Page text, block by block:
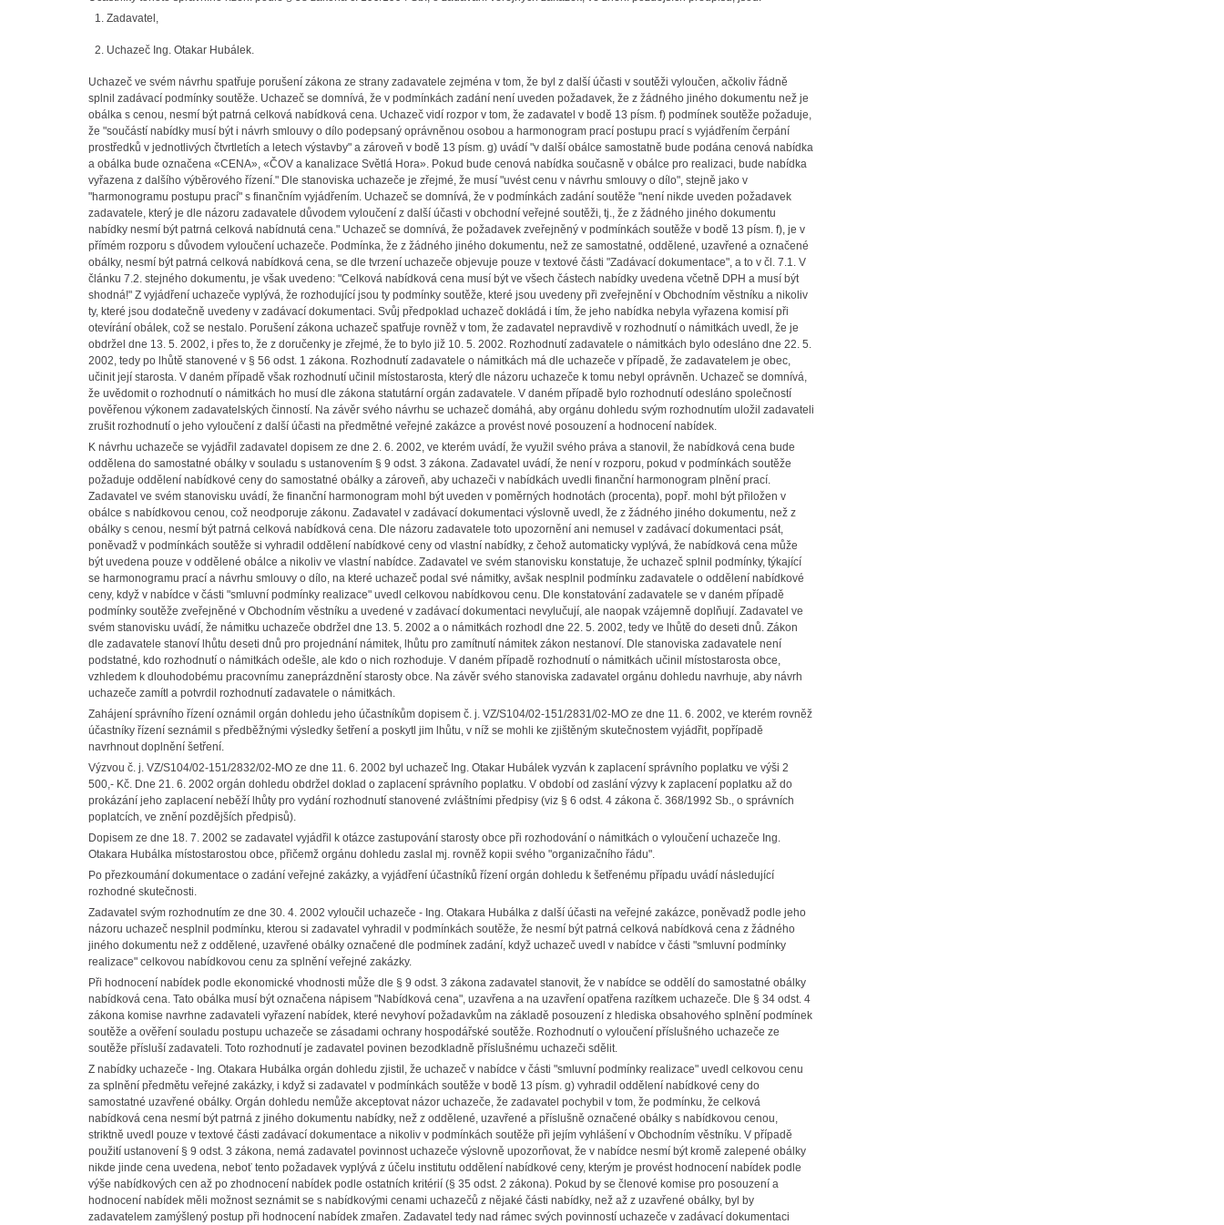
Zadavatel,
Uchazeč Ing. Otakar Hubálek.
Uchazeč ve svém návrhu spatřuje porušení zákona ze strany zadavatele zejména v tom, že byl z další účasti v soutěži vyloučen, ačkoliv řádně
splnil zadávací podmínky soutěže. Uchazeč se domnívá, že v podmínkách zadání není uveden požadavek, že z žádného jiného dokumentu než je
obálka s cenou, nesmí být patrná celková nabídková cena. Uchazeč vidí rozpor v tom, že zadavatel v bodě 13 písm. f) podmínek soutěže požaduje,
že "součástí nabídky musí být i návrh smlouvy o dílo podepsaný oprávněnou osobou a harmonogram prací postupu prací s vyjádřením čerpání
prostředků v jednotlivých čtvrtletích a letech výstavby" a zároveň v bodě 13 písm. g) uvádí "v další obálce samostatně bude podána cenová nabídka
a obálka bude označena «CENA», «ČOV a kanalizace Světlá Hora». Pokud bude cenová nabídka současně v obálce pro realizaci, bude nabídka
vyřazena z dalšího výběrového řízení." Dle stanoviska uchazeče je zřejmé, že musí "uvést cenu v návrhu smlouvy o dílo", stejně jako v
"harmonogramu postupu prací" s finančním vyjádřením. Uchazeč se domnívá, že v podmínkách zadání soutěže "není nikde uveden požadavek
zadavatele, který je dle názoru zadavatele důvodem vyloučení z další účasti v obchodní veřejné soutěži, tj., že z žádného jiného dokumentu
nabídky nesmí být patrná celková nabídnutá cena." Uchazeč se domnívá, že požadavek zveřejněný v podmínkách soutěže v bodě 13 písm. f), je v
přímém rozporu s důvodem vyloučení uchazeče. Podmínka, že z žádného jiného dokumentu, než ze samostatné, oddělené, uzavřené a označené
obálky, nesmí být patrná celková nabídková cena, se dle tvrzení uchazeče objevuje pouze v textové části "Zadávací dokumentace", a to v čl. 7.1. V
článku 7.2. stejného dokumentu, je však uvedeno: "Celková nabídková cena musí být ve všech částech nabídky uvedena včetně DPH a musí být
shodná!" Z vyjádření uchazeče vyplývá, že rozhodující jsou ty podmínky soutěže, které jsou uvedeny při zveřejnění v Obchodním věstníku a nikoliv
ty, které jsou dodatečně uvedeny v zadávací dokumentaci. Svůj předpoklad uchazeč dokládá i tím, že jeho nabídka nebyla vyřazena komisí při
otevírání obálek, což se nestalo. Porušení zákona uchazeč spatřuje rovněž v tom, že zadavatel nepravdivě v rozhodnutí o námitkách uvedl, že je
obdržel dne 13. 5. 2002, i přes to, že z doručenky je zřejmé, že to bylo již 10. 5. 2002. Rozhodnutí zadavatele o námitkách bylo odesláno dne 22. 5.
2002, tedy po lhůtě stanovené v § 56 odst. 1 zákona. Rozhodnutí zadavatele o námitkách má dle uchazeče v případě, že zadavatelem je obec,
učinit její starosta. V daném případě však rozhodnutí učinil místostarosta, který dle názoru uchazeče k tomu nebyl oprávněn. Uchazeč se domnívá,
že uvědomit o rozhodnutí o námitkách ho musí dle zákona statutární orgán zadavatele. V daném případě bylo rozhodnutí odesláno společností
pověřenou výkonem zadavatelských činností. Na závěr svého návrhu se uchazeč domáhá, aby orgánu dohledu svým rozhodnutím uložil zadavateli
zrušit rozhodnutí o jeho vyloučení z další účasti na předmětné veřejné zakázce a provést nové posouzení a hodnocení nabídek.
K návrhu uchazeče se vyjádřil zadavatel dopisem ze dne 2. 6. 2002, ve kterém uvádí, že využil svého práva a stanovil, že nabídková cena bude
oddělena do samostatné obálky v souladu s ustanovením § 9 odst. 3 zákona. Zadavatel uvádí, že není v rozporu, pokud v podmínkách soutěže
požaduje oddělení nabídkové ceny do samostatné obálky a zároveň, aby uchazeči v nabídkách uvedli finanční harmonogram plnění prací.
Zadavatel ve svém stanovisku uvádí, že finanční harmonogram mohl být uveden v poměrných hodnotách (procenta), popř. mohl být přiložen v
obálce s nabídkovou cenou, což neodporuje zákonu. Zadavatel v zadávací dokumentaci výslovně uvedl, že z žádného jiného dokumentu, než z
obálky s cenou, nesmí být patrná celková nabídková cena. Dle názoru zadavatele toto upozornění ani nemusel v zadávací dokumentaci psát,
poněvadž v podmínkách soutěže si vyhradil oddělení nabídkové ceny od vlastní nabídky, z čehož automaticky vyplývá, že nabídková cena může
být uvedena pouze v oddělené obálce a nikoliv ve vlastní nabídce. Zadavatel ve svém stanovisku konstatuje, že uchazeč splnil podmínky, týkající
se harmonogramu prací a návrhu smlouvy o dílo, na které uchazeč podal své námitky, avšak nesplnil podmínku zadavatele o oddělení nabídkové
ceny, když v nabídce v části "smluvní podmínky realizace" uvedl celkovou nabídkovou cenu. Dle konstatování zadavatele se v daném případě
podmínky soutěže zveřejněné v Obchodním věstníku a uvedené v zadávací dokumentaci nevylučují, ale naopak vzájemně doplňují. Zadavatel ve
svém stanovisku uvádí, že námitku uchazeče obdržel dne 13. 5. 2002 a o námitkách rozhodl dne 22. 5. 2002, tedy ve lhůtě do deseti dnů. Zákon
dle zadavatele stanoví lhůtu deseti dnů pro projednání námitek, lhůtu pro zamítnutí námitek zákon nestanoví. Dle stanoviska zadavatele není
podstatné, kdo rozhodnutí o námitkách odešle, ale kdo o nich rozhoduje. V daném případě rozhodnutí o námitkách učinil místostarosta obce,
vzhledem k dlouhodobému pracovnímu zaneprázdnění starosty obce. Na závěr svého stanoviska zadavatel orgánu dohledu navrhuje, aby návrh
uchazeče zamítl a potvrdil rozhodnutí zadavatele o námitkách.
Zahájení správního řízení oznámil orgán dohledu jeho účastníkům dopisem č. j. VZ/S104/02-151/2831/02-MO ze dne 11. 6. 2002, ve kterém rovněž
účastníky řízení seznámil s předběžnými výsledky šetření a poskytl jim lhůtu, v níž se mohli ke zjištěným skutečnostem vyjádřit, popřípadě
navrhnout doplnění šetření.
Výzvou č. j. VZ/S104/02-151/2832/02-MO ze dne 11. 6. 2002 byl uchazeč Ing. Otakar Hubálek vyzván k zaplacení správního poplatku ve výši 2
500,- Kč. Dne 21. 6. 2002 orgán dohledu obdržel doklad o zaplacení správního poplatku. V období od zaslání výzvy k zaplacení poplatku až do
prokázání jeho zaplacení neběží lhůty pro vydání rozhodnutí stanovené zvláštními předpisy (viz § 6 odst. 4 zákona č. 368/1992 Sb., o správních
poplatcích, ve znění pozdějších předpisů).
Dopisem ze dne 18. 7. 2002 se zadavatel vyjádřil k otázce zastupování starosty obce při rozhodování o námitkách o vyloučení uchazeče Ing.
Otakara Hubálka místostarostou obce, přičemž orgánu dohledu zaslal mj. rovněž kopii svého "organizačního řádu".
Po přezkoumání dokumentace o zadání veřejné zakázky, a vyjádření účastníků řízení orgán dohledu k šetřenému případu uvádí následující
rozhodné skutečnosti.
Zadavatel svým rozhodnutím ze dne 30. 4. 2002 vyloučil uchazeče - Ing. Otakara Hubálka z další účasti na veřejné zakázce, poněvadž podle jeho
názoru uchazeč nesplnil podmínku, kterou si zadavatel vyhradil v podmínkách soutěže, že nesmí být patrná celková nabídková cena z žádného
jiného dokumentu než z oddělené, uzavřené obálky označené dle podmínek zadání, když uchazeč uvedl v nabídce v části "smluvní podmínky
realizace" celkovou nabídkovou cenu za splnění veřejné zakázky.
Při hodnocení nabídek podle ekonomické vhodnosti může dle § 9 odst. 3 zákona zadavatel stanovit, že v nabídce se oddělí do samostatné obálky
nabídková cena. Tato obálka musí být označena nápisem "Nabídková cena", uzavřena a na uzavření opatřena razítkem uchazeče. Dle § 34 odst. 4
zákona komise navrhne zadavateli vyřazení nabídek, které nevyhoví požadavkům na základě posouzení z hlediska obsahového splnění podmínek
soutěže a ověření souladu postupu uchazeče se zásadami ochrany hospodářské soutěže. Rozhodnutí o vyloučení příslušného uchazeče ze
soutěže přísluší zadavateli. Toto rozhodnutí je zadavatel povinen bezodkladně příslušnému uchazeči sdělit.
Z nabídky uchazeče - Ing. Otakara Hubálka orgán dohledu zjistil, že uchazeč v nabídce v části "smluvní podmínky realizace" uvedl celkovou cenu
za splnění předmětu veřejné zakázky, i když si zadavatel v podmínkách soutěže v bodě 13 písm. g) vyhradil oddělení nabídkové ceny do
samostatné uzavřené obálky. Orgán dohledu nemůže akceptovat názor uchazeče, že zadavatel pochybil v tom, že podmínku, že celková
nabídková cena nesmí být patrná z jiného dokumentu nabídky, než z oddělené, uzavřené a příslušně označené obálky s nabídkovou cenou,
striktně uvedl pouze v textové části zadávací dokumentace a nikoliv v podmínkách soutěže při jejím vyhlášení v Obchodním věstníku. V případě
použití ustanovení § 9 odst. 3 zákona, nemá zadavatel povinnost uchazeče výslovně upozorňovat, že v nabídce nesmí být kromě zalepené obálky
nikde jinde cena uvedena, neboť tento požadavek vyplývá z účelu institutu oddělení nabídkové ceny, kterým je provést hodnocení nabídek podle
výše nabídkových cen až po zhodnocení nabídek podle ostatních kritérií (§ 35 odst. 2 zákona). Pokud by se členové komise pro posouzení a
hodnocení nabídek měli možnost seznámit se s nabídkovými cenami uchazečů z nějaké části nabídky, než až z uzavřené obálky, byl by
zadavatelem zamýšlený postup při hodnocení nabídek zmařen. Zadavatel tedy nad rámec svých povinností uchazeče v zadávací dokumentaci